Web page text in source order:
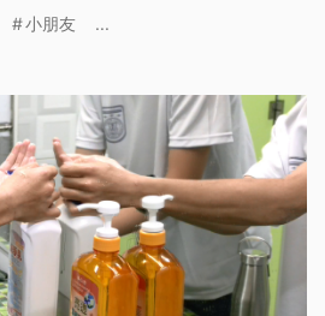
小朋友 ...